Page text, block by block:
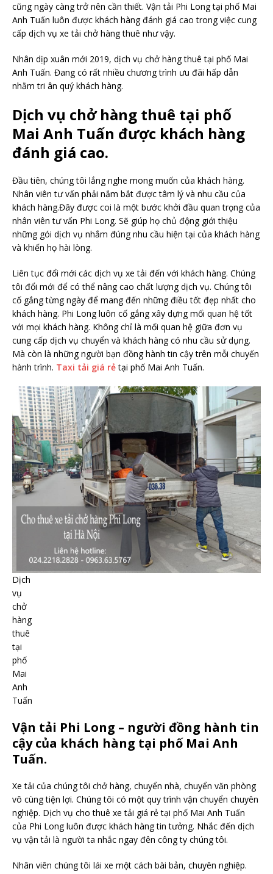
cũng ngày càng trở nên cần thiết. Vận tải Phi Long tại phố Mai
Anh Tuấn luôn được khách hàng đánh giá cao trong việc cung
cấp dịch vụ xe tải chở hàng thuê như vậy.
Nhân dịp xuân mới 2019, dịch vụ chở hàng thuê tại phố Mai
Anh Tuấn. Đang có rất nhiều chương trình ưu đãi hấp dẫn
nhằm tri ân quý khách hàng.
Dịch vụ chở hàng thuê tại phố
Mai Anh Tuấn được khách hàng
đánh giá cao.
Đầu tiên, chúng tôi lắng nghe mong muốn của khách hàng.
Nhân viên tư vấn phải nắm bắt được tâm lý và nhu cầu của
khách hàng.Đây được coi là một bước khởi đầu quan trọng của
nhân viên tư vấn Phi Long. Sẽ giúp họ chủ động giới thiệu
những gói dịch vụ nhắm đúng nhu cầu hiện tại của khách hàng
và khiến họ hài lòng.
Liên tục đổi mới các dịch vụ xe tải đến với khách hàng. Chúng
tôi đổi mới để có thể nâng cao chất lượng dịch vụ. Chúng tôi
cố gắng từng ngày để mang đến những điều tốt đẹp nhất cho
khách hàng. Phi Long luôn cố gắng xây dựng mối quan hệ tốt
với mọi khách hàng. Không chỉ là mối quan hệ giữa đơn vụ
cung cấp dịch vụ chuyển và khách hàng có nhu cầu sử dụng.
Mà còn là những người bạn đồng hành tin cậy trên mỗi chuyến
hành trình. Taxi tải giá rẻtại phố Mai Anh Tuấn.
Dịch
vụ
chở
hàng
thuê
tại
phố
Mai
Anh
Tuấn
Vận tải Phi Long – người đồng hành tin
cậy của khách hàng tại phố Mai Anh
Tuấn.
Xe tải của chúng tôi chở hàng, chuyển nhà, chuyển văn phòng
vô cùng tiện lợi. Chúng tôi có một quy trình vận chuyển chuyên
nghiệp. Dịch vụ cho thuê xe tải giá rẻ tại phố Mai Anh Tuấn
của Phi Long luôn được khách hàng tin tưởng. Nhắc đến dịch
vụ vận tải là người ta nhắc ngay đên công ty chúng tôi.
Nhân viên chúng tôi lái xe một cách bài bản, chuyên nghiệp.